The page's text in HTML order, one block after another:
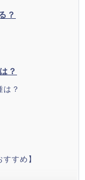
？
？
？
すめ】